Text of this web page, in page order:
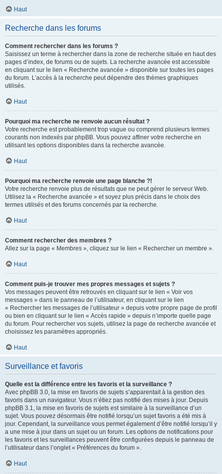
Haut
Recherche dans les forums
Comment rechercher dans les forums ?
Saisissez un terme à rechercher dans la zone de recherche située en haut des
pages d’index, de forums ou de sujets. La recherche avancée est accessible
en cliquant sur le lien « Recherche avancée » disponible sur toutes les pages
du forum. L’accès à la recherche peut dépendre des thèmes graphiques
utilisés.
Haut
Pourquoi ma recherche ne renvoie aucun résultat ?
Votre recherche est probablement trop vague ou comprend plusieurs termes
courants non indexés par phpBB. Vous pouvez affiner votre recherche en
utilisant les options disponibles dans la recherche avancée.
Haut
Pourquoi ma recherche renvoie une page blanche ?!
Votre recherche renvoie plus de résultats que ne peut gérer le serveur Web.
Utilisez la « Recherche avancée » et soyez plus précis dans le choix des
termes utilisés et des forums concernés par la recherche.
Haut
Comment rechercher des membres ?
Allez sur la page « Membres », cliquez sur le lien « Rechercher un membre ».
Haut
Comment puis-je trouver mes propres messages et sujets ?
Vos messages peuvent être retrouvés en cliquant sur le lien « Voir vos
messages » dans le panneau de l’utilisateur, en cliquant sur le lien
« Rechercher les messages de l’utilisateur » depuis votre propre page de profil
ou bien en cliquant sur le lien « Accès rapide » depuis n’importe quelle page
du forum. Pour rechercher vos sujets, utilisez la page de recherche avancée et
choisissez les paramètres appropriés.
Haut
Surveillance et favoris
Quelle est la différence entre les favoris et la surveillance ?
Avec phpBB 3.0, la mise en favoris de sujets s’apparentait à la gestion des
favoris dans un navigateur. Vous n’étiez pas notifié des mises à jour. Depuis
phpBB 3.1, la mise en favoris de sujets est similaire à la surveillance d’un
sujet. Vous pouvez désormais être notifié lorsqu’un sujet favoris a été mis à
jour. Cependant, la surveillance vous permet également d’être notifié lorsqu’il y
a une mise à jour dans un sujet ou un forum. Les options de notifications pour
les favoris et les surveillances peuvent être configurées depuis le panneau de
l’utilisateur dans l’onglet « Préférences du forum ».
Haut